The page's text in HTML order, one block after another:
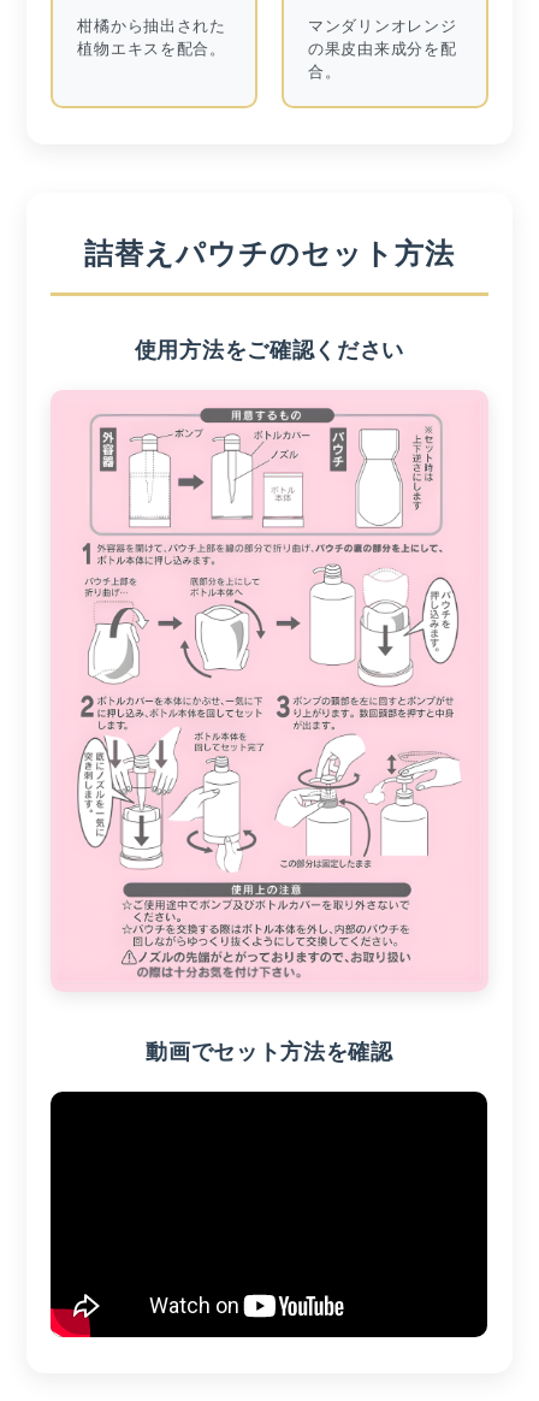
柑橘から抽出された
植物エキスを配合。
マンダリンオレンジ
の果皮由来成分を配
合。
詰替えパウチのセット方法
使用方法をご確認ください
動画でセット方法を確認